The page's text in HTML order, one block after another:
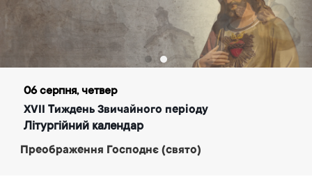
06 серпня, четвер
XVII Тиждень Звичайного періоду
Літургійний календар
Преображення Господнє (свято)